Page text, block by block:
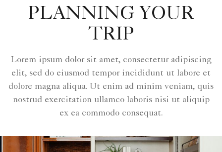
PLANNING YOUR
TRIP
Lorem ipsum dolor sit amet, consectetur adipiscing
elit, sed do eiusmod tempor incididunt ut labore et
dolore magna aliqua. Ut enim ad minim veniam, quis
nostrud exercitation ullamco laboris nisi ut aliquip
ex ea commodo consequat.